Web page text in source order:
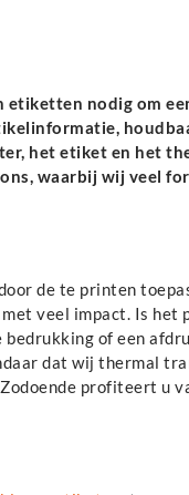
nodig om
het etiket en het
waarbij wij veel
de te printen
veel impact. Is
of een
dat wij thermal
profiteert